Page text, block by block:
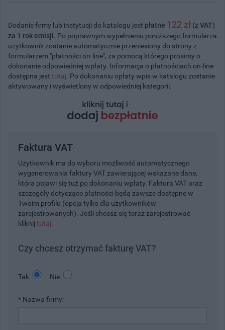
Dodanie firmy lub instytucji do katalogu jest płatne 122 zł (z VAT)
za 1 rok emisji . Po poprawnym wypełnieniu poniższego formularza
użytkownik zostanie automatycznie przeniesiony do strony z
formularzem "płatności on-line", za pomocą którego prosimy o
dokonanie odpowiedniej wpłaty. Informacja o płatnościach on-line
dostępna jest tutaj . Po dokonaniu opłaty wpis w katalogu zostanie
aktywowany i wyświetlony w odpowiedniej kategorii.
Faktura VAT
Użytkownik ma do wyboru możliwość automatycznego
wygenerowania faktury VAT zawierającej wskazane dane,
która pojawi się tuż po dokonaniu wpłaty. Faktura VAT oraz
szczegóły dotyczące płatności będą zawsze dostępne w
Twoim profilu (opcja tylko dla użytkowników
zarejestrowanych). Jeśli chcesz się teraz zarejestrować
kliknij tutaj.
Czy chcesz otrzymać fakturę VAT?
Tak Nie
* Nazwa firmy: